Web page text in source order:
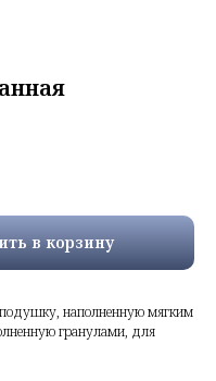
в корзину
наполненную мягким
гранулами, для